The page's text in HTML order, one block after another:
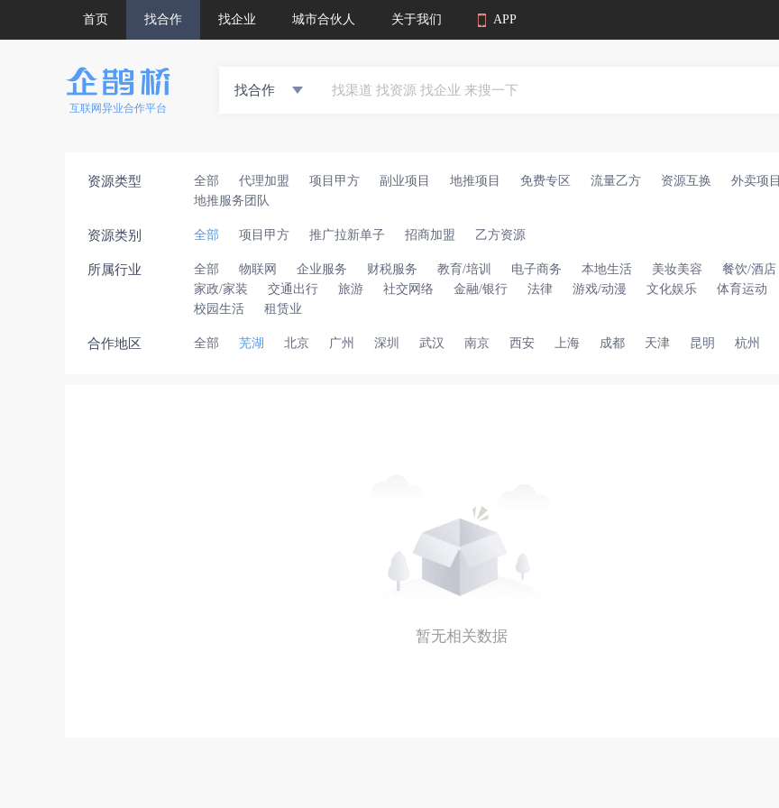
首页 找合作 找企业 城市合伙人 关于我们 APP
互联网异业合作平台
找合作
资源类型 全部 代理加盟 项目甲方 副业项目 地推项目 免费专区 流量乙方 资源互换 外卖项目
地推服务团队
资源类别 全部 项目甲方 推广拉新单子 招商加盟 乙方资源
所属行业 全部 物联网 企业服务 财税服务 教育/培训 电子商务 本地生活 美妆美容 餐饮/酒店
家政/家装
交通出行 旅游 社交网络 金融/银行 法律 游戏/动漫 文化娱乐 体育运动
校园生活
租赁业
合作地区 全部 芜湖 北京 广州 深圳 武汉 南京 西安 上海 成都 天津 昆明 杭州
暂无相关数据